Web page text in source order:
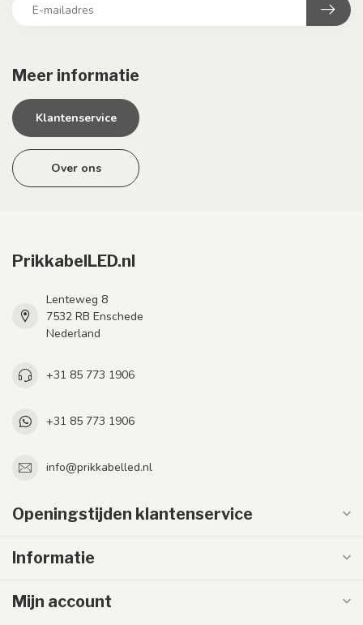
Meer informatie
Klantenservice
Over ons
PrikkabelLED.nl
Lenteweg 8
7532 RB Enschede
Nederland
+31 85 773 1906
+31 85 773 1906
info@prikkabelled.nl
Openingstijden klantenservice
Informatie
Mijn account